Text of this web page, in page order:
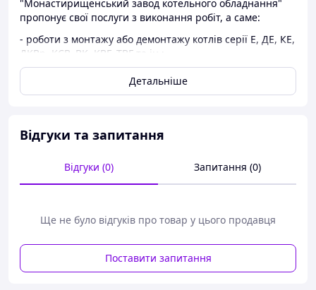
"Монастирищенський завод котельного обладнання"
пропонує свої послуги з виконання робіт, а саме:
- роботи з монтажу або демонтажу котлів серії Е, ДЕ, КЕ,
ДКВр, КСВ, ВК, КВГ, ТВГ та ін.;
- роботи з монтажу або демонтажу котельного та
допоміжного обладнання;
- роботи з реконструкції котлів та котельного
допоміжного обладнання;
- встановлення пальникових пристроїв на промислові
- Реєстрація котлів в органах котлонагляду.
Оскільки "Монастирищенський завод котельного
Детальніше
Відгуки та запитання
Відгуки (0) Запитання (0)
Ще не було відгуків про товар у цього продавця
Поставити запитання